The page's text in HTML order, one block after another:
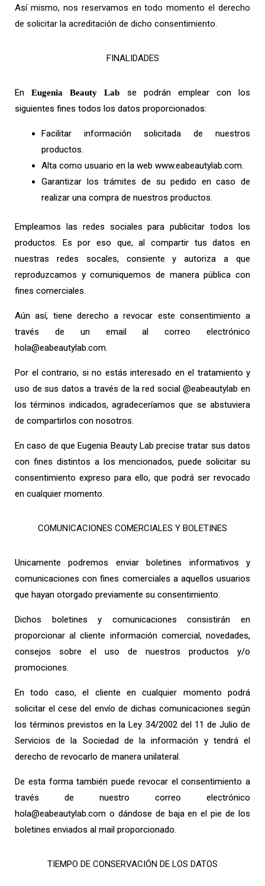
Así mismo, nos reservamos en todo momento el derecho
de solicitar la acreditación de dicho consentimiento.
FINALIDADES
EnEugenia Beauty Lab se podrán emplear con los
siguientes fines todos los datos proporcionados:
Facilitar información solicitada de nuestros
productos.
Alta como usuario en la web www.eabeautylab.com.
Garantizar los trámites de su pedido en caso de
realizar una compra de nuestros productos.
Empleamos las redes sociales para publicitar todos los
productos. Es por eso que, al compartir tus datos en
nuestras redes socales, consiente y autoriza a que
reproduzcamos y comuniquemos de manera pública con
fines comerciales.
Aún así, tiene derecho a revocar este consentimiento a
través de un email al correo electrónico
hola@eabeautylab.com.
Por el contrario, si no estás interesado en el tratamiento y
uso de sus datos a través de la red social @eabeautylab en
los términos indicados, agradeceríamos que se abstuviera
de compartirlos con nosotros.
En caso de que Eugenia Beauty Lab precise tratar sus datos
con fines distintos a los mencionados, puede solicitar su
consentimiento expreso para ello, que podrá ser revocado
en cualquier momento.
COMUNICACIONES COMERCIALES Y BOLETINES
Unicamente podremos enviar boletines informativos y
comunicaciones con fines comerciales a aquellos usuarios
que hayan otorgado previamente su consentimiento.
Dichos boletines y comunicaciones consistirán en
proporcionar al cliente información comercial, novedades,
consejos sobre el uso de nuestros productos y/o
promociones.
En todo caso, el cliente en cualquier momento podrá
solicitar el cese del envío de dichas comunicaciones según
los términos previstos en la Ley 34/2002 del 11 de Julio de
Servicios de la Sociedad de la información y tendrá el
derecho de revocarlo de manera unilateral.
De esta forma también puede revocar el consentimiento a
través de nuestro correo electrónico
hola@eabeautylab.com o dándose de baja en el pie de los
boletines enviados al mail proporcionado.
TIEMPO DE CONSERVACIÓN DE LOS DATOS